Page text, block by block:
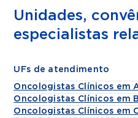
Unidades,
especialistas
UFs de atendimento
Oncologistas Clínicos em
Oncologistas Clínicos em
Oncologistas Clínicos em